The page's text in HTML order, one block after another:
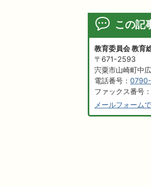
この記
教育委員会 教育
〒671-2593
宍粟市山崎町中
電話番号：
ファックス番号
メールフォーム